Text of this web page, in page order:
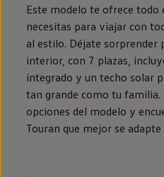
Este modelo te ofrece todo
necesitas para viajar con
al estilo. Déjate sorprender
interior, con 7 plazas,
integrado y un techo solar
tan grande como tu familia.
opciones del modelo y
Touran que mejor se